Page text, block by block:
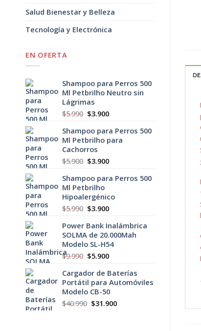
Salud Bienestar y Belleza
Tecnología y Electrónica
EN OFERTA
Shampoo para Perros 500
Ml Petbrilho Neutro sin
Lágrimas
$5.990 El
original
era:
$5.990.
$3.900El
actual
es:
Shampoo para Perros 500
Ml Petbrilho para
Cachorros
$5.900 El
original
era:
$5.900.
$3.900El
actual
$3.900.
Shampoo para Perros 500
Ml Petbrilho
Hipoalergénico
$5.990 El
original
era:
$5.990.
$3.900El
actual
es:
$3.900.
Power Bank Inalámbrica
SOLMA de 20.000Mah
Modelo SL-H54
$9.990 El
original
era:
$9.990.
$5.900El
actual
es:
$5.900.
Cargador de Baterías
Portátil para Automóviles
Modelo CB-50
$40.990 El
$31.900El